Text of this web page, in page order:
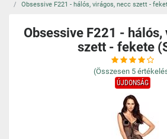
Obsessive F221 - hálós, virágos, necc szett -
Obsessive F221 - hálós,
szett - fekete
(Összesen 5
ÚJDONSÁG